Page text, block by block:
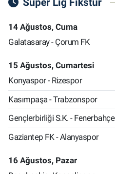
14 Ağustos, Cuma
Galatasaray - Çorum FK
15 Ağustos, Cumartesi
Konyaspor - Rizespor
Kasımpaşa - Trabzonspor
Gençlerbirliği S.K. - Fenerbahçe
Gaziantep FK - Alanyaspor
16 Ağustos, Pazar